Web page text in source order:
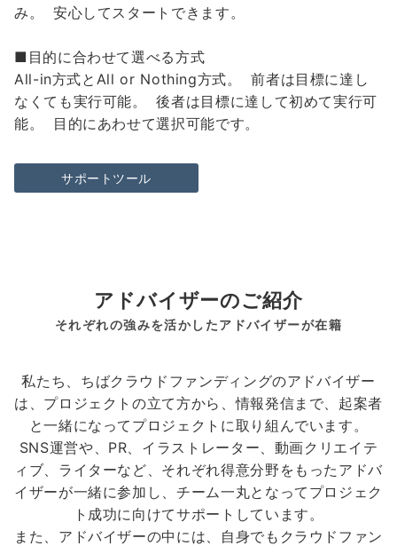
み。 安心してスタートできます。
■目的に合わせて選べる方式
All-in方式とAll or Nothing方式。 前者は目標に達し
なくても実行可能。 後者は目標に達して初めて実行可
能。 目的にあわせて選択可能です。
サポートツール
アドバイザーのご紹介
それぞれの強みを活かしたアドバイザーが在籍
私たち、ちばクラウドファンディングのアドバイザー
は、プロジェクトの立て方から、情報発信まで、起案者
と一緒になってプロジェクトに取り組んでいます。
SNS運営や、PR、イラストレーター、動画クリエイテ
ィブ、ライターなど、それぞれ得意分野をもったアドバ
イザーが一緒に参加し、チーム一丸となってプロジェク
ト成功に向けてサポートしています。
また、アドバイザーの中には、自身でもクラウドファン